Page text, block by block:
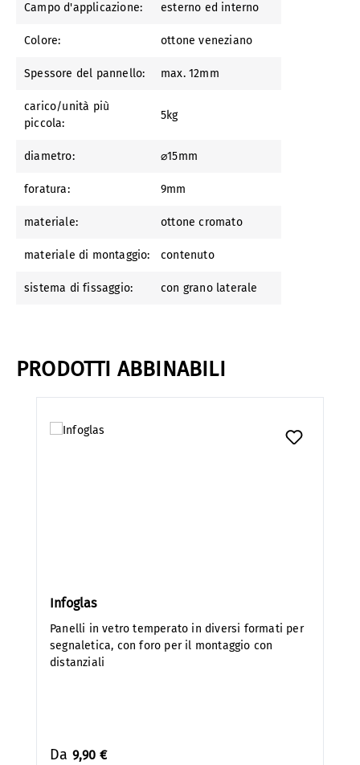
Campo d'applicazione: esterno ed interno
Colore: ottone veneziano
Spessore del pannello: max. 12mm
carico/unità più
piccola:
5kg
diametro: ⌀15mm
foratura: 9mm
materiale: ottone cromato
materiale di montaggio: contenuto
sistema di fissaggio: con grano laterale
PRODOTTI ABBINABILI
Infoglas
Panelli in vetro temperato in diversi formati per
segnaletica, con foro per il montaggio con
distanziali
Da 9,90 €